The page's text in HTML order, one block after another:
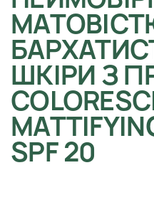
ШКІРИ З
SPF 20